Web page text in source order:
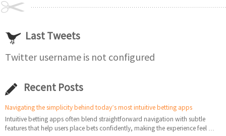
Last Tweets
Twitter username is not configured
Recent Posts
Navigating the simplicity behind today’s most intuitive betting apps
Intuitive betting apps often blend straightforward navigation with subtle
features that help users place bets confidently, making the experience feel …